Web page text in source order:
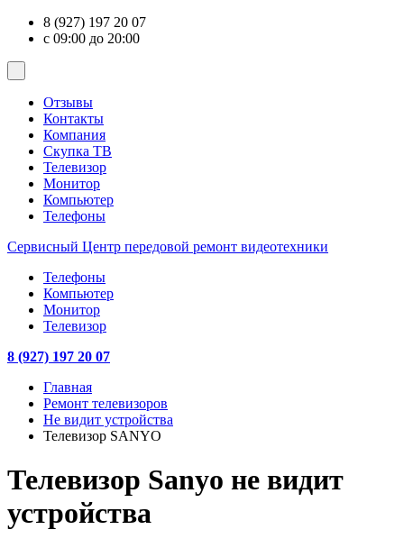
8 (927) 197 20 07
с 09:00 до 20:00
Отзывы
Контакты
Компания
Скупка ТВ
Телевизор
Монитор
Компьютер
Телефоны
Сервисный Центр передовой ремонт видеотехники
Телефоны
Компьютер
Монитор
Телевизор
8 (927) 197 20 07
Главная
Ремонт телевизоров
Не видит устройства
Телевизор SANYO
Телевизор Sanyo не видит
устройства